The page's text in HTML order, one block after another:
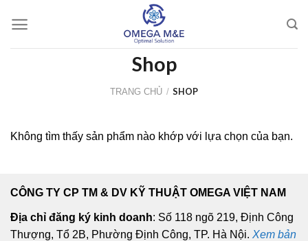
Shop
TRANG CHỦ / SHOP
Không tìm thấy sản phẩm nào khớp với lựa chọn của bạn.
CÔNG TY CP TM & DV KỸ THUẬT OMEGA VIỆT NAM
Địa chỉ đăng ký kinh doanh: Số 118 ngõ 219, Định Công
Thượng, Tổ 2B, Phường Định Công, TP. Hà Nội. Xem bản